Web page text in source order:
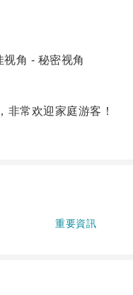
角 - 秘密视角
非常欢迎家庭游客！
重要資訊